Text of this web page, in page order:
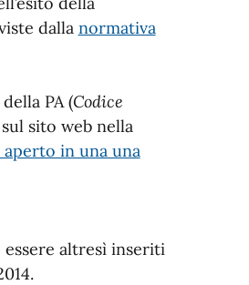
dalla normativa
PA (Codice
sito web nella
in una una
altresì inseriti